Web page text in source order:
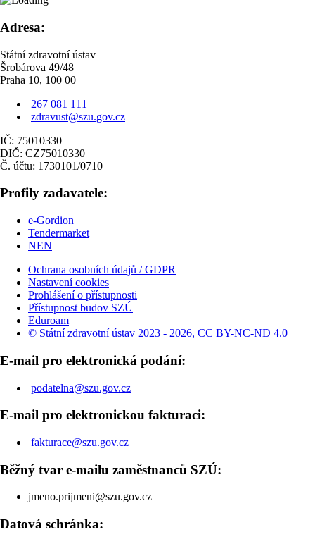
Adresa:
Státní zdravotní ústav
Šrobárova 49/48
Praha 10, 100 00
267 081 111
zdravust@szu.gov.cz
IČ: 75010330
DIČ: CZ75010330
Č. účtu: 1730101/0710
Profily zadavatele:
e-Gordion
Tendermarket
NEN
Ochrana osobních údajů / GDPR
Nastavení cookies
Prohlášení o přístupnosti
Přístupnost budov SZÚ
Eduroam
© Státní zdravotní ústav 2023 - 2026, CC BY-NC-ND 4.0
E-mail pro elektronická podání:
podatelna@szu.gov.cz
E-mail pro elektronickou fakturaci:
fakturace@szu.gov.cz
Běžný tvar e-mailu zaměstnanců SZÚ:
jmeno.prijmeni@szu.gov.cz
Datová schránka: